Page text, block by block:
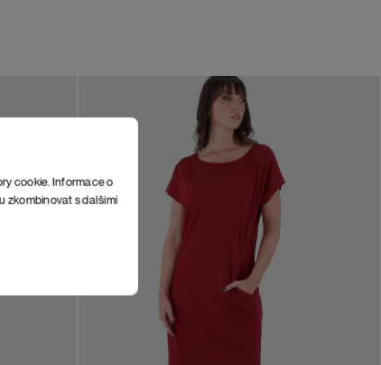
cookie. Informace o
zkombinovat s dalšími